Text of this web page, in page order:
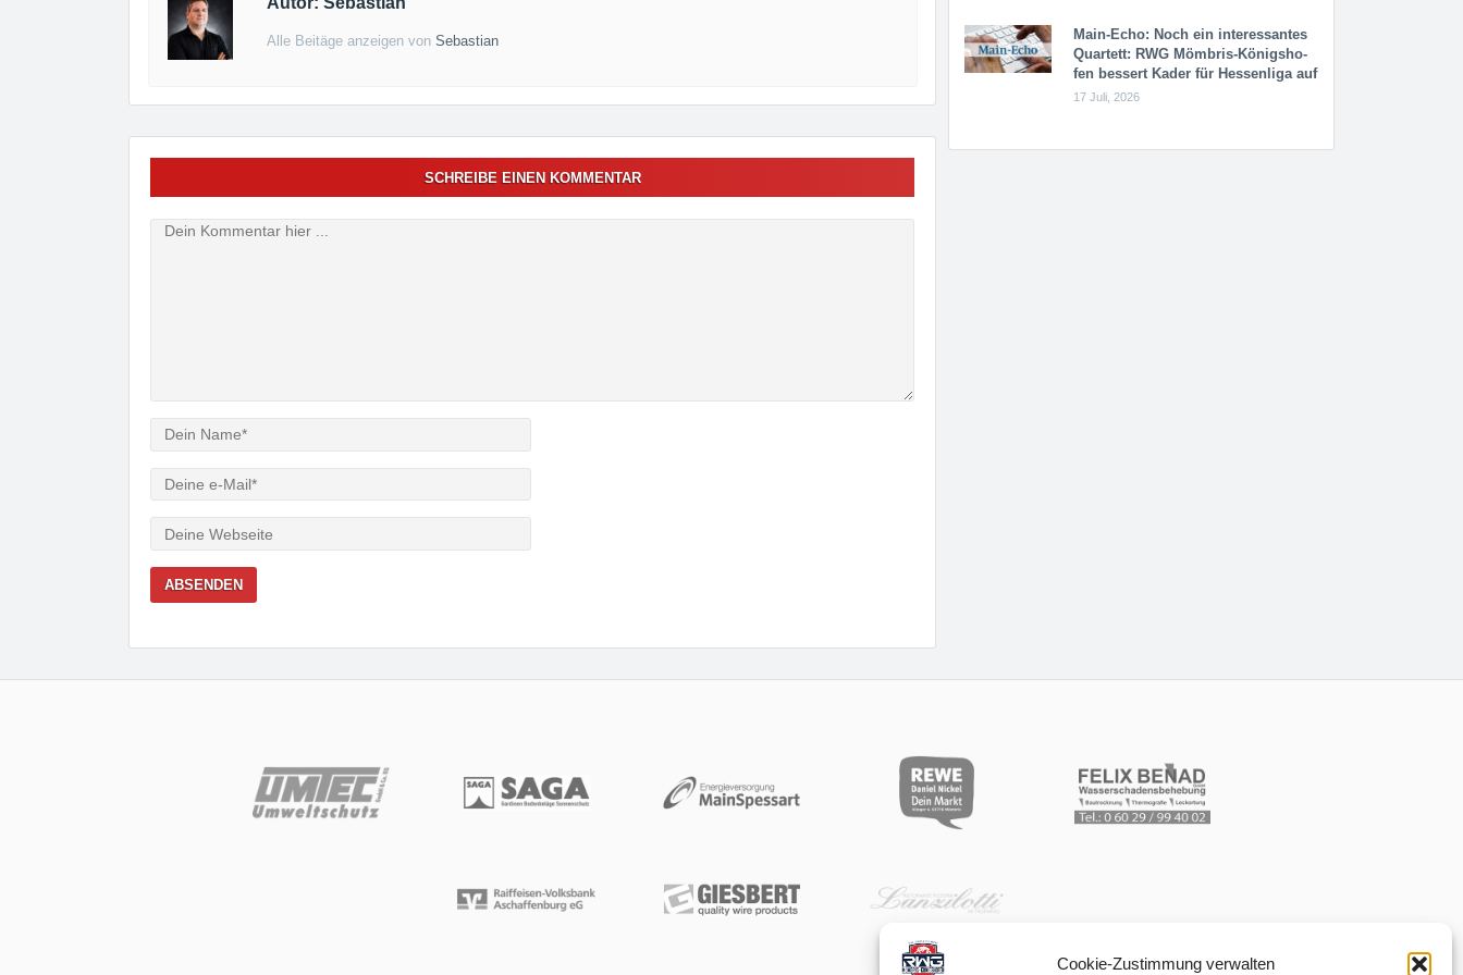
Cookie-Zustimmung verwalten
Alle Beitäge anzeigen vonSebastian
SCHREIBE EINEN KOMMENTAR
Verfasser
Mail
Webseite
Main-Echo: Noch ein in­ter­es­san­tes
Quar­tett: RWG Möm­b­ris-Kö­n­igs­ho­
fen bessert Kader für Hessenliga auf
17 Juli, 2026